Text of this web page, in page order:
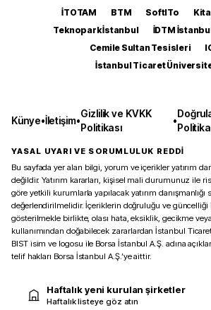
İTOTAM BTM SoftITo
Teknopark İstanbul
İDTM
Cemile Sultan Tesisleri
İstanbul Ticaret
Künye•İletişim•
Gizlilik ve KVKK
Politikası
•
YASAL UYARI VE SORUMLULUK REDDİ
Bu sayfada yer alan bilgi, yorum ve içerikler yatırım
değildir. Yatırım kararları, kişisel mali durumunuz ile
göre yetkili kurumlarla yapılacak yatırım
değerlendirilmelidir. İçeriklerin doğruluğu ve
gösterilmekle birlikte, olası hata, eksiklik, gecikme
kullanımından doğabilecek zararlardan İstanbul
BIST isim ve logosu ile Borsa İstanbul A.Ş. adına
telif hakları Borsa İstanbul A.Ş.’ye aittir.
Haftalık yeni kurulan şirketler
Haftalık listeye göz atın